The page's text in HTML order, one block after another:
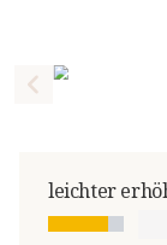
Previous slide
leichter